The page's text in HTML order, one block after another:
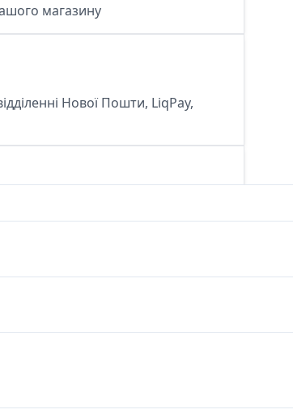
магазину
Нової Пошти, LiqPay,